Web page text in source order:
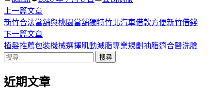
者:
文
章
導
覽
上一篇文章下
一
篇
文
新竹合法當舖與桃園當舖獨特竹北汽車借款方便新竹借錢
下一篇文章下
一
章:
植髮推薦包裝機械選擇肌動減脂專業規劃抽脂適合醫洗臉
搜
關
近期文章